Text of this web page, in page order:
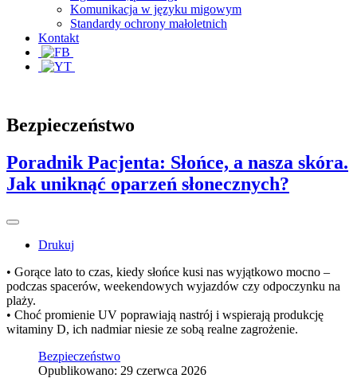
Komunikacja w języku migowym
Standardy ochrony małoletnich
Kontakt
Bezpieczeństwo
Poradnik Pacjenta: Słońce, a nasza skóra.
Jak uniknąć oparzeń słonecznych?
Drukuj
• Gorące lato to czas, kiedy słońce kusi nas wyjątkowo mocno –
podczas spacerów, weekendowych wyjazdów czy odpoczynku na
plaży.
• Choć promienie UV poprawiają nastrój i wspierają produkcję
witaminy D, ich nadmiar niesie ze sobą realne zagrożenie.
Bezpieczeństwo
Opublikowano: 29 czerwca 2026